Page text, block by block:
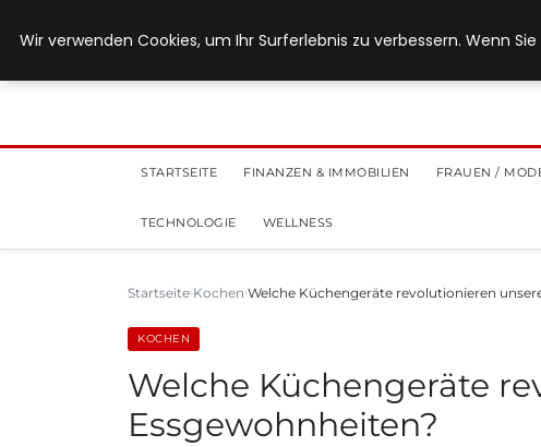
STARTSEITE FINANZEN & IMMOBILIEN FRAUEN /
TECHNOLOGIE WELLNESS
Startseite Kochen Welche Küchengeräte revolutionieren
KOCHEN
Welche Küchengeräte
Essgewohnheiten?
Wir verwenden Cookies, um Ihr Surferlebnis zu verbessern. Wenn